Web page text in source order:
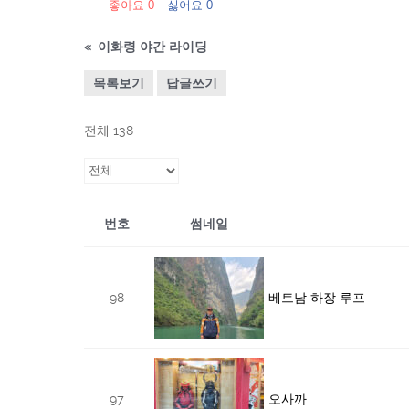
좋아요 0 싫어요 0
« 이화령 야간 라이딩
목록보기 답글쓰기
전체 138
번호 썸네일
98 베트남 하장 루프
97 오사까